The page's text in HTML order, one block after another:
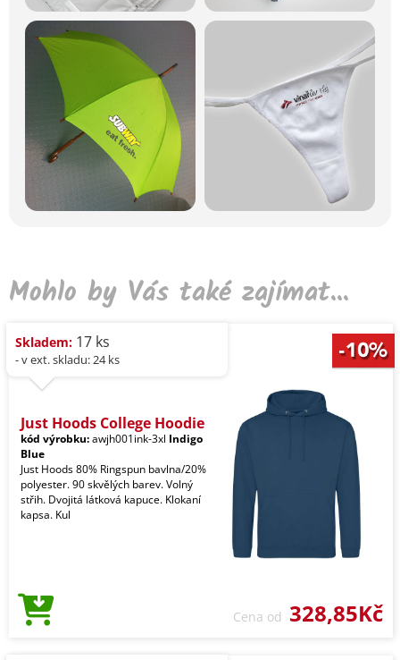
Mohlo by Vás také zajímat...
Skladem: 17 ks
- v ext. skladu: 24 ks
Just Hoods College Hoodie
kód výrobku:awjh001ink-3xl Indigo
Blue
Just Hoods 80% Ringspun bavlna/20%
polyester. 90 skvělých barev. Volný
střih. Dvojitá látková kapuce. Klokaní
kapsa. Kul
Cena od 328,85Kč